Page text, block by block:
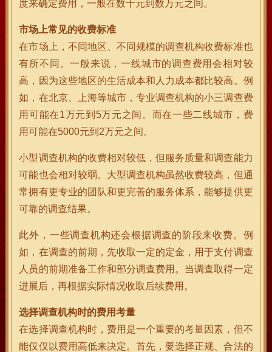
度来确定费用，一般在数千元到数万元之间。
市场上常见的收费标准
在市场上，不同地区、不同规模的调查机构收费标准也
有所不同。一般来说，一线城市的调查费用会相对较
高，因为这些地区的生活成本和人力成本都比较高。例
如，在北京、上海等城市，专业调查机构的小三调查费
用可能在1万元到5万元之间。而在一些二线城市，费
用可能在5000元到2万元之间。
小型调查机构的收费相对较低，但服务质量和调查能力
可能也会相对较弱。大型调查机构虽然收费较高，但通
常拥有更专业的团队和更完善的服务体系，能够提供更
可靠的调查结果。
此外，一些调查机构还会根据调查的阶段来收费。例
如，在调查的前期，先收取一定的定金，用于支付调查
人员的前期准备工作和部分调查费用。当调查取得一定
进展后，再根据实际情况收取后续费用。
选择调查机构时的费用考量
在选择调查机构时，费用是一个重要的考量因素，但不
能仅仅以费用高低来决定。首先，要选择正规、合法的